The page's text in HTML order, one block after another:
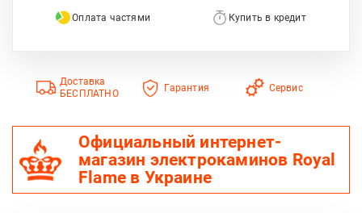
37
L
ВЫНОСОМ
Оплата частями Купить в кредит
Доставка
БЕСПЛАТНО
Гарантия Сервис
Официальный интернет-
магазин электрокаминов Royal
Flame в Украине